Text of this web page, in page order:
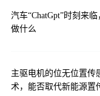
汽车“ChatGpt”时刻来
做什么
主驱电机的位无位置传
术，能否取代新能源置